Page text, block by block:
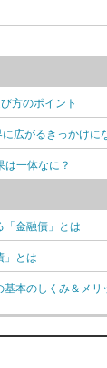
方のポイント
広がるきっかけに
は一体なに？
金融債」とは
」とは
本のしくみ＆メリ